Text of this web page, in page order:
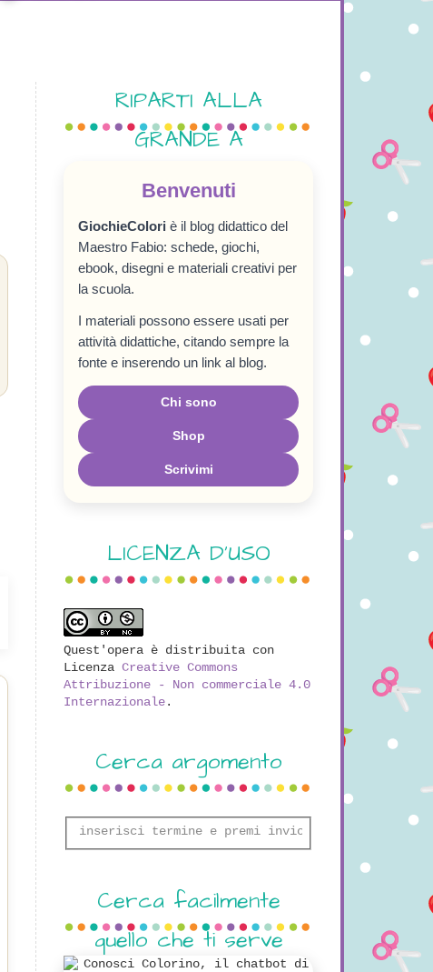
RIPARTI ALLA
GRANDE A
SETTEMBRE!
Benvenuti
GiochieColori è il blog didattico del
Maestro Fabio: schede, giochi,
ebook, disegni e materiali creativi per
la scuola.
I materiali possono essere usati per
attività didattiche, citando sempre la
fonte e inserendo un link al blog.
Chi sono
Shop
Scrivimi
LICENZA D'USO
Quest'opera è distribuita con
Licenza Creative Commons
Attribuzione - Non commerciale 4.0
Internazionale.
Cerca argomento
Cerca facilmente
quello che ti serve